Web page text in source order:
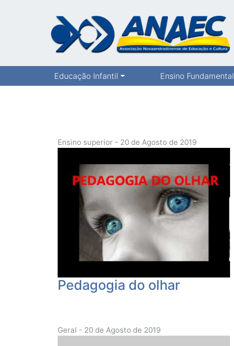
Educação Infantil Ensino Fundamental
Ensino superior - 20 de Agosto de 2019
Pedagogia do olhar
Geral - 20 de Agosto de 2019